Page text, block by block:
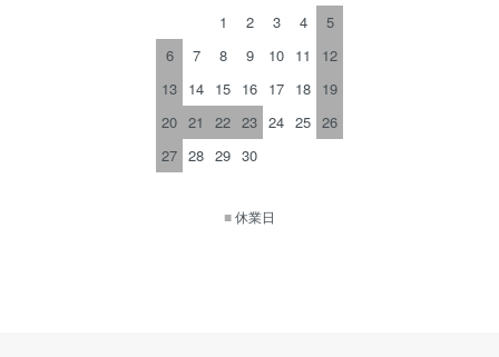
1
2 3 4
5
6
7 8 9 10 11
12
13 14 15 16 17 18 19
20 21 22 23 24 25 26
27 28 29 30
■休業日